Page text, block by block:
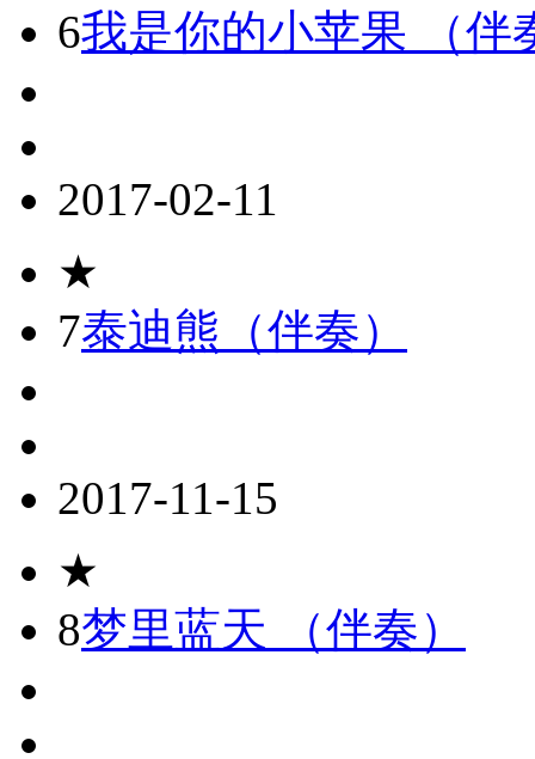
6我是你的小苹果 （伴
2017-02-11
★
7泰迪熊（伴奏）
2017-11-15
★
8梦里蓝天 （伴奏）